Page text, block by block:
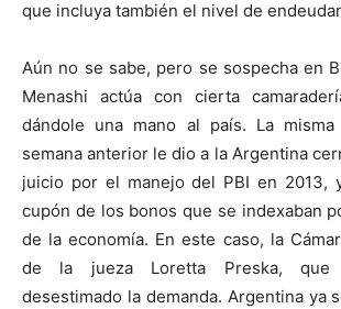
que incluya también el nivel de
Aún no se sabe, pero se sospecha en
Menashi actúa con cierta
dándole una mano al país. La
semana anterior le dio a la Argentina
juicio por el manejo del PBI en 2013,
cupón de los bonos que se indexaban
de la economía. En este caso, la
de la jueza Loretta Preska, que
desestimado la demanda. Argentina ya